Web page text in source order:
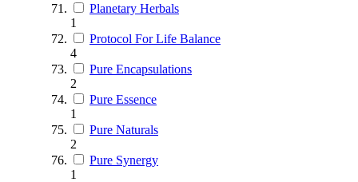
Planetary Herbals
1
Protocol For Life Balance
4
Pure Encapsulations
2
Pure Essence
1
Pure Naturals
2
Pure Synergy
1